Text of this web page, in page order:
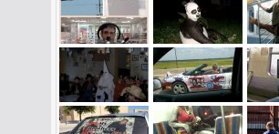
Name:
E-Mail-Adresse (optional):
Kommentar: